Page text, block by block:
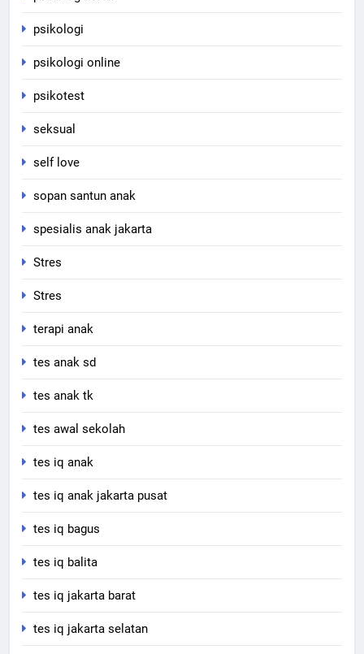
psikologi
psikologi online
psikotest
seksual
self love
sopan santun anak
spesialis anak jakarta
Stres
Stres
terapi anak
tes anak sd
tes anak tk
tes awal sekolah
tes iq anak
tes iq anak jakarta pusat
tes iq bagus
tes iq balita
tes iq jakarta barat
tes iq jakarta selatan